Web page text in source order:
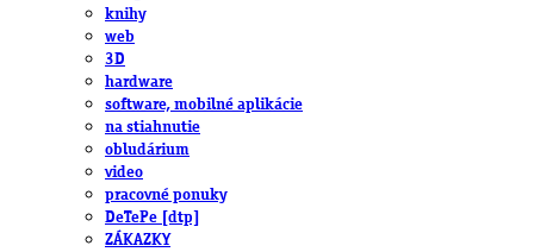
knihy
web
3D
hardware
software, mobilné aplikácie
na stiahnutie
obludárium
video
pracovné ponuky
DeTePe [dtp]
ZÁKAZKY